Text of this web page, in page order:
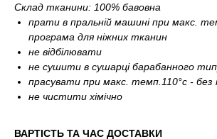
Склад тканини: 100% бавовна
прати в пральній машині при макс.
програма для ніжних тканин
не відбілювати
не сушити в сушарці барабанного
прасувати при макс. темп.110°c - без
не чистити хімічно
ВАРТІСТЬ ТА ЧАС ДОСТАВКИ